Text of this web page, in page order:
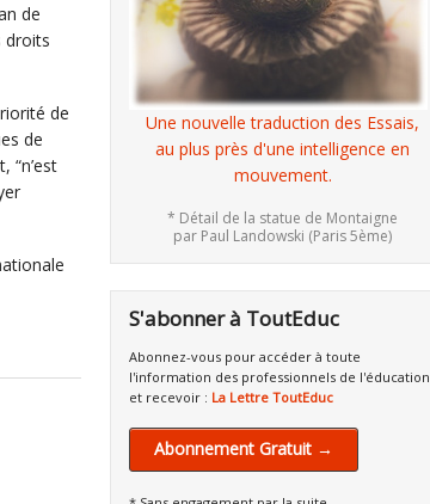
de
droits
de
de
“n’est
Une nouvelle traduction des Essais,
au plus près d'une intelligence en
mouvement.
* Détail de la statue de Montaigne
par Paul Landowski (Paris 5ème)
S'abonner à ToutEduc
Abonnez-vous pour accéder à toute
l'information des professionnels de l'éducation
et recevoir : La Lettre ToutEduc
Abonnement Gratuit →